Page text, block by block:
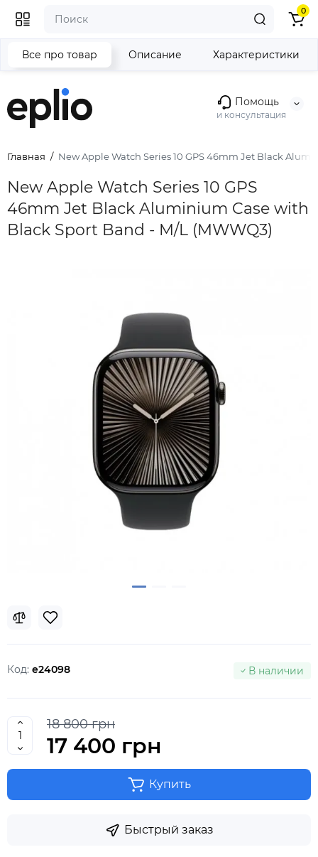
Помощь
и консультация
0
Главная New Apple Watch Series 10 GPS 46mm Jet Black
New Apple Watch Series 10 GPS
46mm Jet Black Aluminium Case with
Black Sport Band - M/L (MWWQ3)
Все про товар Описание Характеристики
Код: e24098 В наличии
18 800 грн
17 400 грн
Купить
Быстрый заказ